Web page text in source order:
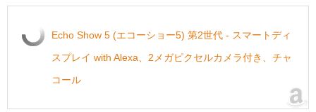
Echo Show 5 (エコーショー5) 第2世代 - スマートディ
スプレイ with Alexa、2メガピクセルカメラ付き、チャ
コール